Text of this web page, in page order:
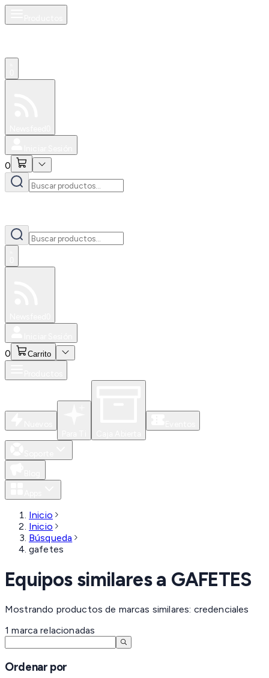
0
0 Carrito
Inicio
Inicio
Búsqueda
gafetes
Equipos similares a GAFETES
Mostrando productos de marcas similares: credenciales
1 marca relacionadas
Ordenar por